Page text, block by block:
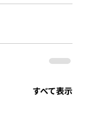
すべて表示